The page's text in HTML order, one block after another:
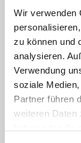
Wir verwenden
zu können und
analysieren.
Verwendung
soziale
Partner führen
weiteren Daten
Weitere